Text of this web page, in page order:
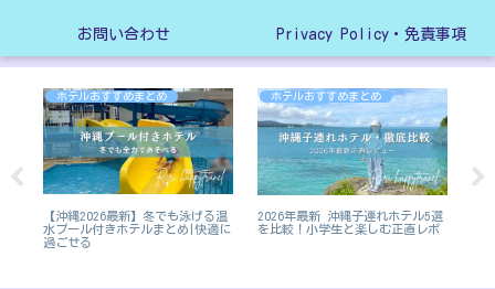
お問い合わせ Privacy Policy・免責事項
ホテルおすすめまとめ
【沖縄2026最新】冬でも泳げる温
水プール付きホテルまとめ|快適に
過ごせる
ホテルおすすめまとめ
2026年最新 沖縄子連れホテル5選
を比較！小学生と楽しむ正直レポ